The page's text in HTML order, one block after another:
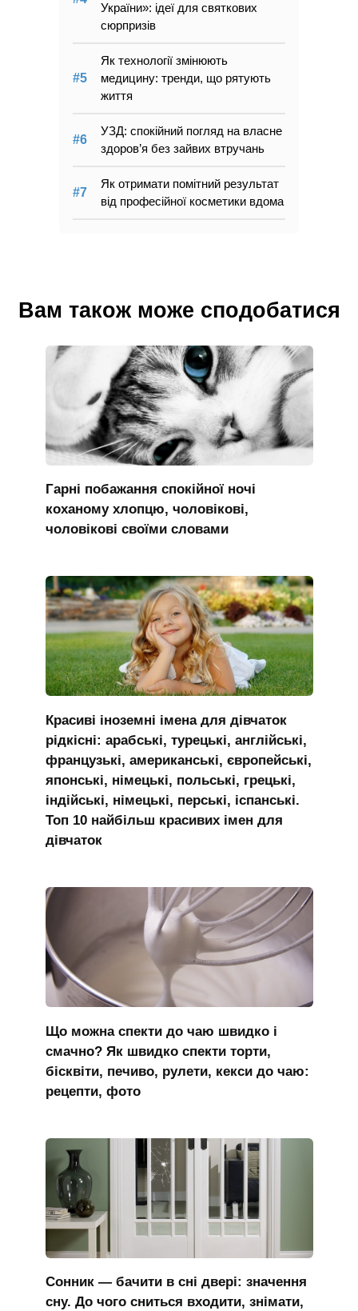
України»: ідеї для святкових
сюрпризів
Як технології змінюють
медицину: тренди, що рятують
життя
УЗД: спокійний погляд на власне
здоров’я без зайвих втручань
Як отримати помітний результат
від професійної косметики вдома
Вам також може сподобатися
Гарні побажання спокійної ночі
коханому хлопцю, чоловікові,
чоловікові своїми словами
Красиві іноземні імена для дівчаток
рідкісні: арабські, турецькі, англійські,
французькі, американські, європейські,
японські, німецькі, польські, грецькі,
індійські, німецькі, перські, іспанські.
Топ 10 найбільш красивих імен для
дівчаток
Що можна спекти до чаю швидко і
смачно? Як швидко спекти торти,
бісквіти, печиво, рулети, кекси до чаю:
рецепти, фото
Сонник — бачити в сні двері: значення
сну. До чого сниться входити, знімати,